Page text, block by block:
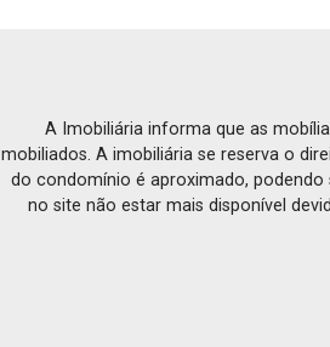
A Imobiliária informa que as
mobiliados. A imobiliária se reserva o
do condomínio é aproximado,
no site não estar mais disponível